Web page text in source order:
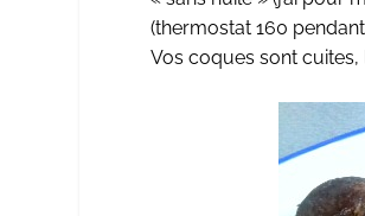
(thermostat 160
Vos coques sont